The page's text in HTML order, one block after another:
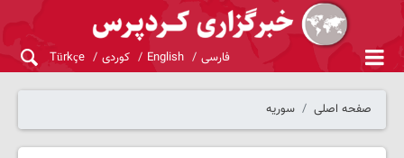
فارسی English کوردی Türkçe
صفحه اصلی سوریه